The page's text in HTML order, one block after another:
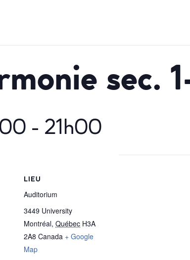
sec.
- 21h00
LIEU
Auditorium
3449 University
Montréal, Québec H3A
2A8 Canada + Google
Map